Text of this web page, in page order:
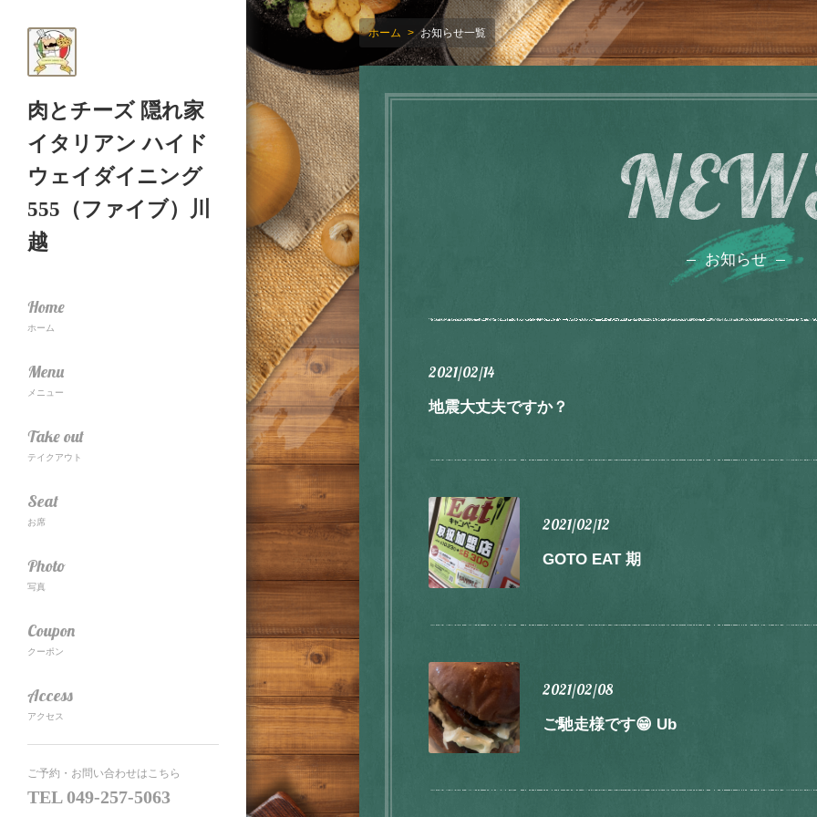
肉とチーズ 隠れ家
イタリアン ハイド
ウェイダイニング
555（ファイブ）川
越
Home
ホーム
Menu
メニュー
Take out
テイクアウト
Seat
お席
Photo
写真
Coupon
クーポン
Access
アクセス
ご予約・お問い合わせはこちら
TEL049-257-5063
ホーム お知らせ一覧
お知らせ
2021/02/14
地震大丈夫ですか？
2021/02/12
GOTO EAT 期
2021/02/08
ご馳走様です😁 Ub